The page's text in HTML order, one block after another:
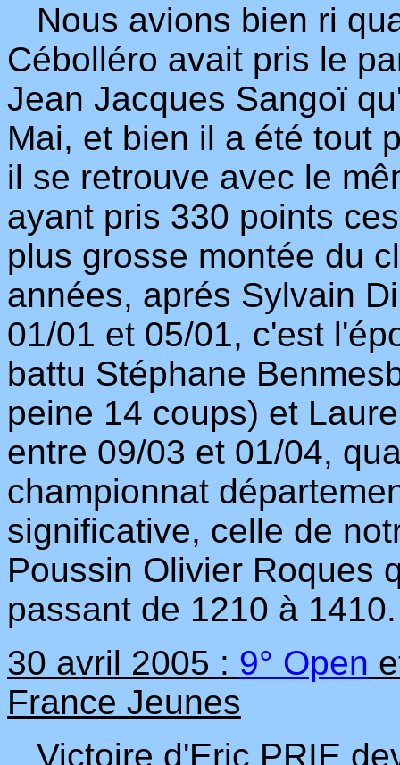
Nous avions bien ri
Cébolléro avait pris le
Jean Jacques Sangoï
Mai, et bien il a été tout
il se retrouve avec le
ayant pris 330 points
plus grosse montée du
années, aprés Sylvain
01/01 et 05/01, c'est
battu Stéphane
peine 14 coups) et
entre 09/03 et 01/04,
championnat
significative, celle de
Poussin Olivier Roques
passant de 1210 à 1410.
30 avril 2005 : 9° Open
France Jeunes
Victoire d'Eric PRIE